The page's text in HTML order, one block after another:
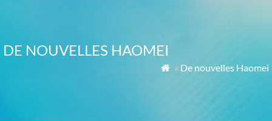
DE NOUVELLES HAOMEI
 » De nouvelles Haomei